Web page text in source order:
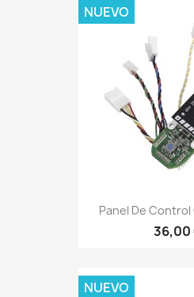
Panel De Control
36,00
NUEVO
NUEVO